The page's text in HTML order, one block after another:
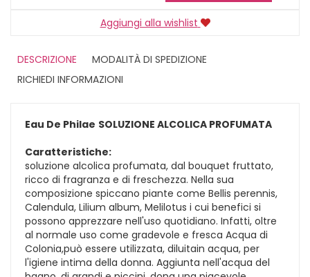
Aggiungi alla wishlist
DESCRIZIONE
MODALITÀ DI SPEDIZIONE
RICHIEDI INFORMAZIONI
Eau De Philae SOLUZIONE ALCOLICA PROFUMATA
Caratteristiche:
soluzione alcolica profumata, dal bouquet fruttato,
ricco di fragranza e di freschezza. Nella sua
composizione spiccano piante come Bellis perennis,
Calendula, Lilium album, Melilotus i cui benefici si
possono apprezzare nell'uso quotidiano. Infatti, oltre
al normale uso come gradevole e fresca Acqua di
Colonia,può essere utilizzata, diluitain acqua, per
l'igiene intima della donna. Aggiunta nell'acqua del